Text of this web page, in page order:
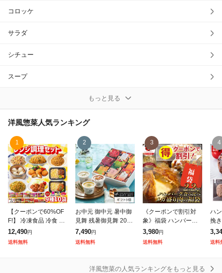
コロッケ
サラダ
シチュー
スープ
ハンバーグ
ピザ
ピラフ
リゾット
洋風肉料理
洋風魚料理
もっと見る
洋風惣菜人気ランキング
1
【クーポンで60%OF
F!】 冷凍食品 冷食 惣
菜 / すかいらーく レン
ジ調理セット(9種10
12,490円
送料無料
2
お中元 御中元 暑中御
見舞 残暑御見舞 2026
ギフト 野菜をMOTTO
スープ 9個 ギフトセ
7,490円
送料無料
3
《クーポンで割引対
象》福袋 ハンバーグ
2種セット 2.2kg (プレ
ーン100g×12個、チ
3,980円
送料無料
4
ハ
挽
gx6
産
送料
洋風惣菜の人気ランキングをもっと見る
除外ワード